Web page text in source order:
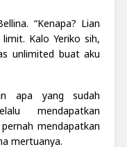
“Kenapa? Lian
Kalo Yeriko sih,
unlimited buat aku
apa yang sudah
mendapatkan
mendapatkan
mertuanya.